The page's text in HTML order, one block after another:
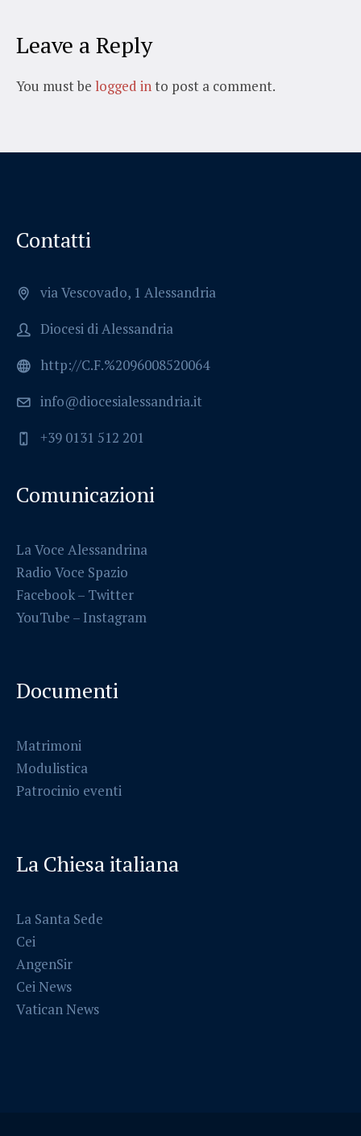
Leave a Reply
You must be logged into post a comment.
Contatti
via Vescovado, 1 Alessandria
Diocesi di Alessandria
http://C.F.%2096008520064
info@diocesialessandria.it
+39 0131 512 201
Comunicazioni
La Voce Alessandrina
Radio Voce Spazio
Facebook– Twitter
YouTube – Instagram
Documenti
Matrimoni
Modulistica
Patrocinio eventi
La Chiesa italiana
La Santa Sede
Cei
AngenSir
Cei News
Vatican News